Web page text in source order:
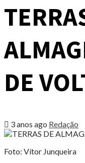
DE
3 anos ago Redação
Foto: Vítor Junqueira